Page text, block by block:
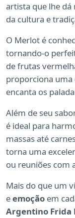
artista que lhe dá
da cultura e
O Merlot é
tornando-o
de frutas
proporciona uma
encanta os
Além de seu
é ideal para
massas até
torna uma
ou reuniões com
Mais do que um
eemoção em
Argentino Frida